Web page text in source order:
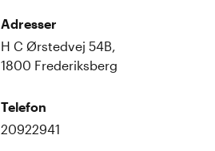
Adresser
H C Ørstedvej 54B,
1800 Frederiksberg
Telefon
20922941